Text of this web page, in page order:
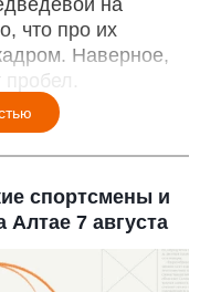
что про их
Наверное,
спортсмены и
7 августа